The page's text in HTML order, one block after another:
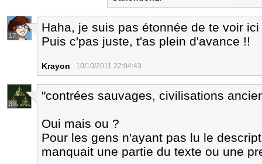
17
Haha, je suis pas étonnée de te voir ici
Puis c'pas juste, t'as plein d'avance !!
Krayon 10/10/2011 22:04:43
39
"contrées sauvages, civilisations
Oui mais ou ?
Pour les gens n'ayant pas lu le
manquait une partie du texte ou une